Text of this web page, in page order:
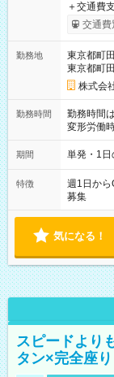
＋交通費支給 ★交通費全額支給！ ┗案件により
いOK！
ンビニATM
交通費
勤務地
東京都町
東京都町
株式会
勤務時間
勤務時間
変形労働時間制
～21：00
期間 単発・1日
特徴
週1日から
募集
気になる！
スピードより
タン×完全座り